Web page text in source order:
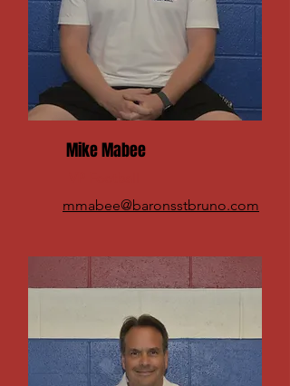
Mike Mabee
mmabee@baronsstbruno.com